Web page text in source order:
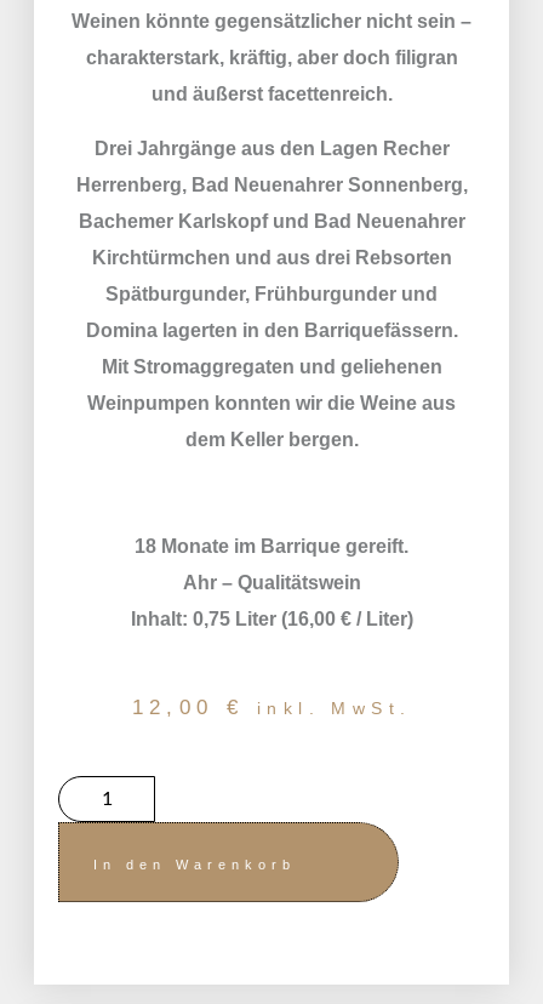
Weinen könnte gegensätzlicher nicht sein –
charakterstark, kräftig, aber doch filigran
und äußerst facettenreich.
Drei Jahrgänge aus den Lagen Recher
Herrenberg, Bad Neuenahrer Sonnenberg,
Bachemer Karlskopf und Bad Neuenahrer
Kirchtürmchen und aus drei Rebsorten
Spätburgunder, Frühburgunder und
Domina lagerten in den Barriquefässern.
Mit Stromaggregaten und geliehenen
Weinpumpen konnten wir die Weine aus
dem Keller bergen.
18 Monate im Barrique gereift.
Ahr – Qualitätswein
Inhalt: 0,75 Liter (16,00 € / Liter)
12,00€ inkl. MwSt.
In den Warenkorb